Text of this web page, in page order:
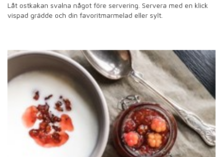
Låt ostkakan svalna något före servering. Servera med en klick
vispad grädde och din favoritmarmelad eller sylt.